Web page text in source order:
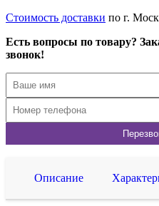
Стоимость доставки по г.
Есть вопросы по товару?
звонок!
Описание